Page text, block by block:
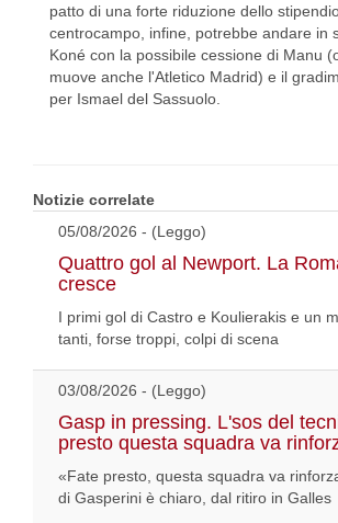
patto di una forte riduzione dello
centrocampo, infine, potrebbe andare in
Koné con la possibile cessione di Manu
muove anche l'Atletico Madrid) e il
per Ismael del Sassuolo.
Notizie correlate
05/08/2026 - (Leggo)
Quattro gol al Newport. La
cresce
I primi gol di Castro e Koulierakis e un
tanti, forse troppi, colpi di scena
03/08/2026 - (Leggo)
Gasp in pressing. L'sos del
presto questa squadra va
«Fate presto, questa squadra va
di Gasperini è chiaro, dal ritiro in Galles